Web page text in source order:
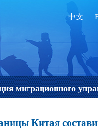
中文
миграционного
Китая